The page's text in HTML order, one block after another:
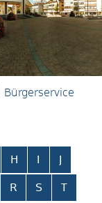
Bürgerservice
H
R S T